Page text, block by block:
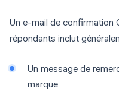
Un e-mail de confirmation
répondants inclut
Un message de
marque